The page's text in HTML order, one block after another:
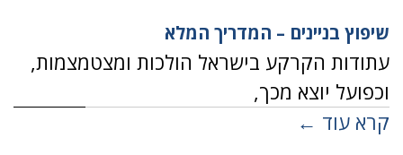
שיפוץ בניינים – המדריך המלא
עתודות הקרקע בישראל הולכות ומצטמצמות,
וכפועל יוצא מכך,
קרא עוד ←